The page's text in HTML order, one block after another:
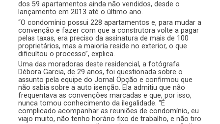
dos 59 apartamentos ainda não vendidos, desde o
lançamento em 2013 até o último ano.
“O condomínio possui 228 apartamentos e, para mudar a
convenção e fazer com que a construtora volte a pagar
pelas taxas, era preciso da assinatura de mais de 100
proprietários, mas a maioria reside no exterior, o que
dificultou o processo”, explica.
Uma das moradoras deste residencial, a fotógrafa
Débora Garcia, de 29 anos, foi questionada sobre o
assunto pela equipe do Jornal Opção e confirmou que
não sabia sobre a auto isenção. Ela admitiu que não
frequentava as convenções marcadas e que, por isso,
nunca tomou conhecimento da ilegalidade. “É
complicado acompanhar as reuniões de condomínio, eu
viajo muito, não tenho horário fixo de trabalho, e não tiro